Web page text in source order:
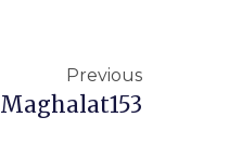
Previous
Maghalat153